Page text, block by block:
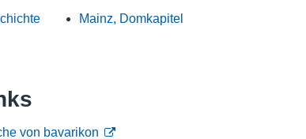
Mainz, Domkapitel
von bavarikon